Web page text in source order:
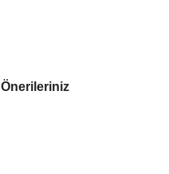
Önerileriniz